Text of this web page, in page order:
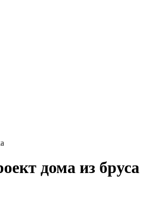
дома из бруса